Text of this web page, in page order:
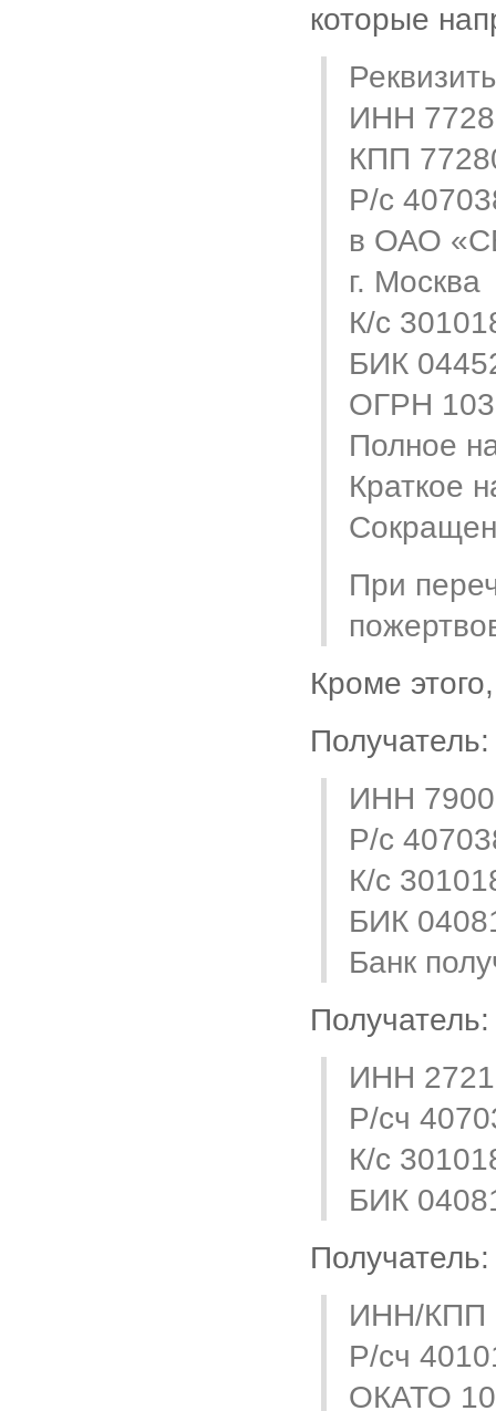
которые
ИНН
КПП
Р/с
в ОАО
г. Москва
К/с
БИК
ОГРН
Полное
Краткое
При
Кроме
ИНН
Р/с
К/с
БИК
Банк
ИНН
Р/сч
К/с
БИК
ИНН/КПП
Р/сч
ОКАТО